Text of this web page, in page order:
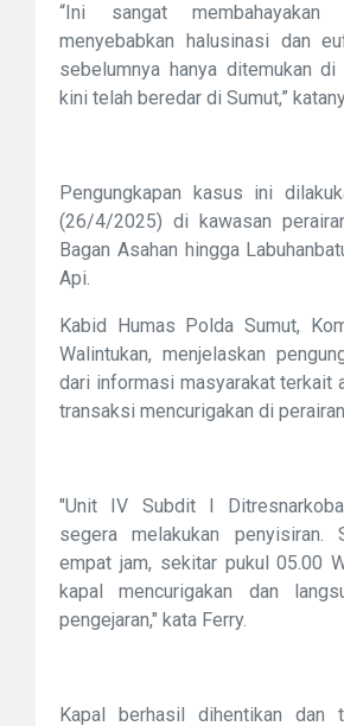
“Ini sangat membahayakan
menyebabkan halusinasi dan
sebelumnya hanya ditemukan di
kini telah beredar di Sumut,”
Pengungkapan kasus ini
(26/4/2025) di kawasan
Bagan Asahan hingga
Api.
Kabid Humas Polda Sumut,
Walintukan, menjelaskan
dari informasi masyarakat terkait
transaksi mencurigakan di
"Unit IV Subdit I
segera melakukan penyisiran.
empat jam, sekitar pukul 05.00
kapal mencurigakan dan
pengejaran," kata Ferry.
Kapal berhasil dihentikan dan